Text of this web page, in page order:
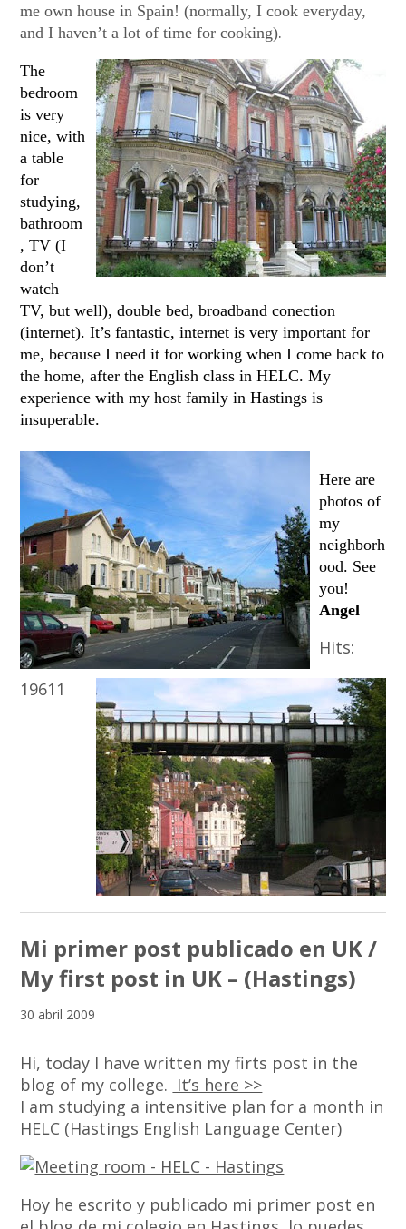
me own house in Spain! (normally, I cook everyday,
and I haven’t a lot of time for cooking).
The
bedroom
is very
nice, with
a table
for
studying,
bathroom
, TV (I
don’t
watch
TV, but well), double bed, broadband conection
(internet). It’s fantastic, internet is very important for
me, because I need it for working when I come back to
the home, after the English class in HELC. My
experience with my host family in Hastings is
insuperable.
Here are
photos of
my
neighborh
ood. See
you!
Angel
Hits:
19611
Mi primer post publicado en UK /
My first post in UK – (Hastings)
30 abril 2009
Hi, today I have written my firts post in the
blog of my college. It’s here >>
I am studying a intensitive plan for a month in
HELC (Hastings English Language Center)
Hoy he escrito y publicado mi primer post en